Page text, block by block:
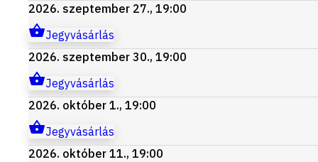
2026. szeptember 27., 19:00
Jegyvásárlás
2026. szeptember 30., 19:00
Jegyvásárlás
2026. október 1., 19:00
Jegyvásárlás
2026. október 11., 19:00